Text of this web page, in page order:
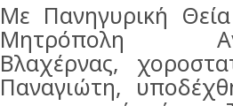
Με Πανηγυρική
Μητρόπολη
Βλαχέρνας,
Παναγιώτη,